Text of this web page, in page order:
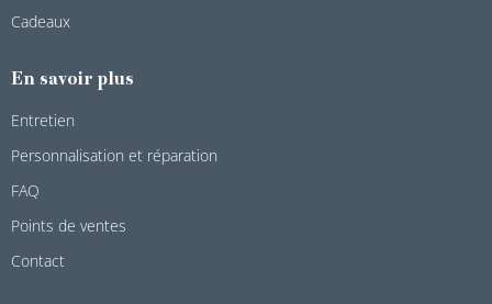
Cadeaux
En savoir plus
Entretien
Personnalisation et réparation
FAQ
Points de ventes
Contact